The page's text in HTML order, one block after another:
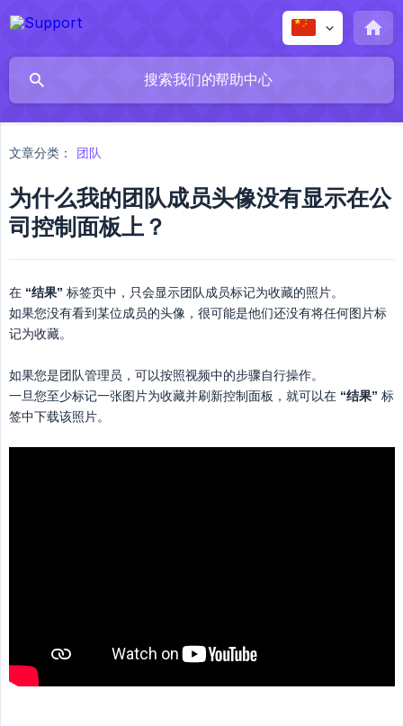
文章分类： 团队
为什么我的团队成员头像没有显示在公
司控制面板上？
在 “结果” 标签页中，只会显示团队成员标记为收藏的照片。
如果您没有看到某位成员的头像，很可能是他们还没有将任何图片标
记为收藏。
如果您是团队管理员，可以按照视频中的步骤自行操作。
一旦您至少标记一张图片为收藏并刷新控制面板，就可以在 “结果” 标
签中下载该照片。